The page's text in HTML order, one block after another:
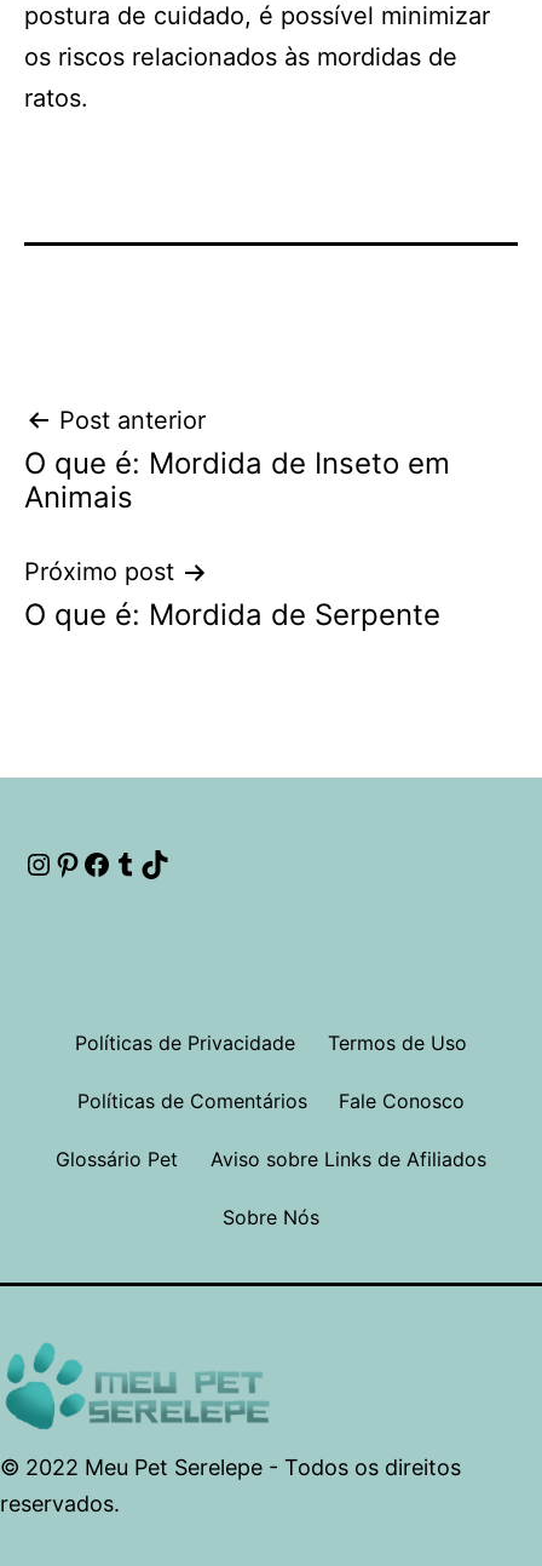
postura de cuidado, é possível minimizar
os riscos relacionados às mordidas de
ratos.
Navegação
de
Post anterior
O que é: Mordida de Inseto em
Animais
Próximo post
O que é: Mordida de Serpente
Instagram
Pinterest
Facebook
Tumblr
Políticas de Privacidade Termos de Uso
Políticas de Comentários Fale Conosco
Glossário Pet Aviso sobre Links de Afiliados
Sobre Nós
© 2022 Meu Pet Serelepe - Todos os direitos
reservados.